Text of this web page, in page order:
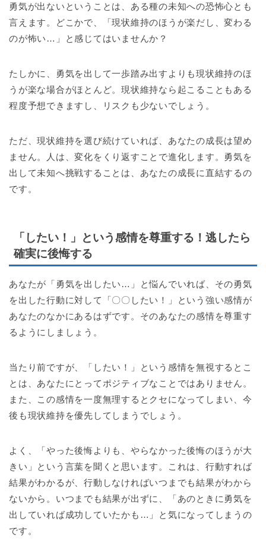
勇気が出ないということは、ある種の未知への恐怖心とも
言えます。どこかで、「現状維持のほうが楽だし、変わる
のが怖い…」と感じてはいませんか？
たしかに、勇気を出して一歩踏み出すよりも現状維持のほ
うが楽な場合がほとんど。現状維持なら起こることもある
程度予想できますし、リスクも少ないでしょう。
ただ、現状維持を選び続けていれば、あなたの成長は望め
ません。人は、変化をくり返すことで進化します。勇気を
出して未知へ挑戦することは、あなたの成長に直結するの
です。
「したい！」という感情を尊重する！逃したら
確実に後悔する
あなたが「勇気を出したい…」と悩んでいれば、その勇気
を出した行動に対して「〇〇したい！」という強い感情が
あなたのなかにあるはずです。そのあなたの感情を尊重す
るようにしましょう。
当たり前ですが、「したい！」という感情を無視するとこ
とは、あなたにとってポジティブなことではありません。
また、この感情を一度無理するとクセになってしまい、今
後も現状維持を優先してしまうでしょう。
よく、「やった後悔よりも、やらなかった後悔のほうが大
きい」という言葉を聞くと思います。これは、行動すれば
結果がわかるが、行動しなければいつまでも結果がわから
ないから。いつまでも結果が出ずに、「あのときに勇気を
出していれば成功していたかも…」と気になってしまうの
です。